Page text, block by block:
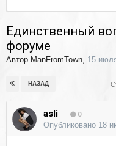
Единственный
форуме
Автор ManFromTown, 15
НАЗАД
asli 0
Опубликовано 18